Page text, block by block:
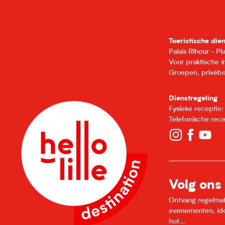
Toeristische
Palais Rihour -
Voor praktische
Groepen,
Dienstregeling
Fysieke
Telefonische
Volg
Ontvang
evenementen,
hot...